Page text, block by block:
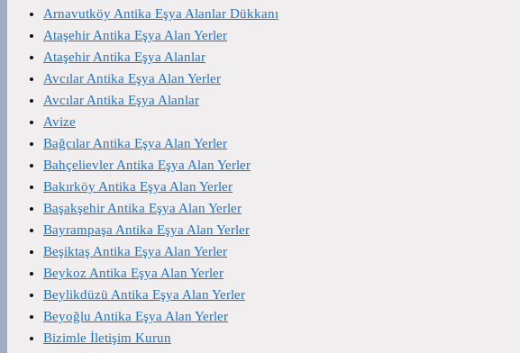
Arnavutköy Antika Eşya Alanlar Dükkanı
Ataşehir Antika Eşya Alan Yerler
Ataşehir Antika Eşya Alanlar
Avcılar Antika Eşya Alan Yerler
Avcılar Antika Eşya Alanlar
Avize
Bağcılar Antika Eşya Alan Yerler
Bahçelievler Antika Eşya Alan Yerler
Bakırköy Antika Eşya Alan Yerler
Başakşehir Antika Eşya Alan Yerler
Bayrampaşa Antika Eşya Alan Yerler
Beşiktaş Antika Eşya Alan Yerler
Beykoz Antika Eşya Alan Yerler
Beylikdüzü Antika Eşya Alan Yerler
Beyoğlu Antika Eşya Alan Yerler
Bizimle İletişim Kurun